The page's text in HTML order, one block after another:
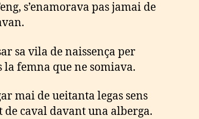
s’enamorava pas jamai de
sa vila de naissença per
femna que ne somiava.
mai de ueitanta legas sens
de caval davant una alberga.